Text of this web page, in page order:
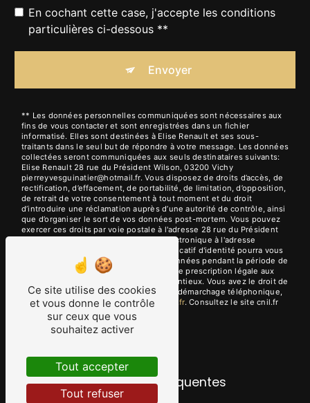
En cochant cette case, j'accepte les conditions
particulières ci-dessous **
Envoyer
** Les données personnelles communiquées sont nécessaires aux
fins de vous contacter et sont enregistrées dans un fichier
informatisé. Elles sont destinées à Elise Renault et ses sous-
traitants dans le seul but de répondre à votre message. Les données
collectées seront communiquées aux seuls destinataires suivants:
Elise Renault 28 rue du Président Wilson, 03200 Vichy
pierreyvesguinatier@hotmail.fr. Vous disposez de droits d’accès, de
rectification, d’effacement, de portabilité, de limitation, d’opposition,
de retrait de votre consentement à tout moment et du droit
d’introduire une réclamation auprès d’une autorité de contrôle, ainsi
que d’organiser le sort de vos données post-mortem. Vous pouvez
exercer ces droits par voie postale à l'adresse 28 rue du Président
Wilson, 03200 Vichy ou par courrier électronique à l'adresse
pierreyvesguinatier@hotmail.fr. Un justificatif d'identité pourra vous
être demandé. Nous conservons vos données pendant la période de
prise de contact puis pendant la durée de prescription légale aux
fins probatoires et de gestion des contentieux. Vous avez le droit de
vous inscrire sur la liste d'opposition au démarchage téléphonique,
disponible à cette adresse: Bloctel.gouv.fr. Consultez le site cnil.fr
pour plus d’informations sur vos droits.
Recherches fréquentes
Ce site utilise des cookies
et vous donne le contrôle
sur ceux que vous
souhaitez activer
Tout accepter
Tout refuser